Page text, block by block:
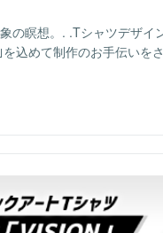
の瞑想。. .Tシャツデザ
込めて制作のお手伝いを